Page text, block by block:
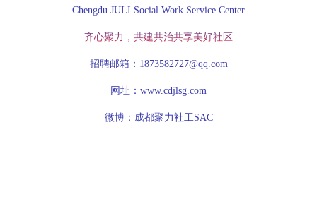
Chengdu JULI Social Work Service Center
齐心聚力，共建共治共享美好社区
招聘邮箱：1873582727@qq.com
网址：www.cdjlsg.com
微博：成都聚力社工SAC